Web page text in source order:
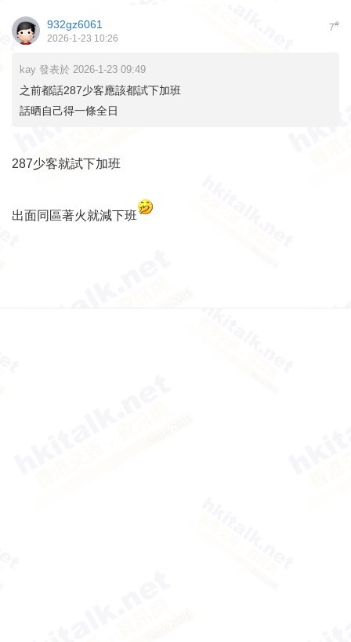
7#
932gz6061
2026-1-23 10:26
kay 發表於 2026-1-23 09:49
之前都話287少客應該都試下加班
話晒自己得一條全日
287少客就試下加班
出面同區著火就減下班